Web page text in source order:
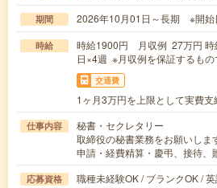
期間 2026年10月01日～長期 ※開
時給
時給1900円 月収例 27万円 時
日×4週 ※月収例を保証するもの
交通費
1ヶ月3万円を上限として実費支
仕事内容
秘書・セクレタリー
取締役の秘書業務をお願いし
申請・経費精算・慶弔、接待
応募資格
職種未経験OK / ブランクOK /